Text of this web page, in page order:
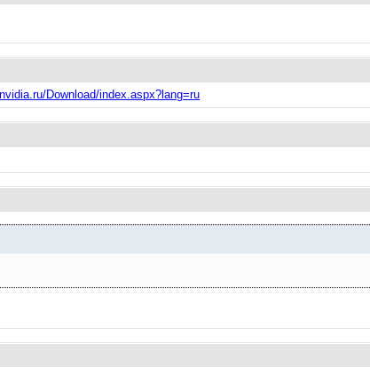
Download/index.aspx?lang=ru